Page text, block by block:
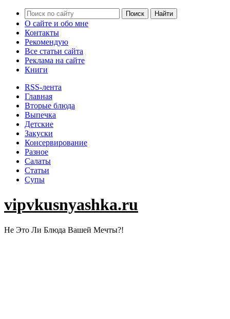
О сайте и обо мне
Контакты
Рекомендую
Все статьи сайта
Реклама на сайте
Книги
RSS-лента
Главная
Вторые блюда
Выпечка
Детские
Закуски
Консервирование
Разное
Салаты
Статьи
Супы
vipvkusnyashka.ru
Не Это Ли Блюда Вашей Мечты?!